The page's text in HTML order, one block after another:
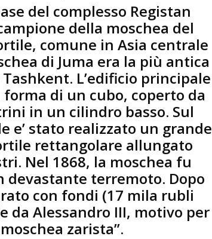
del complesso Registan
della moschea del
comune in Asia centrale
di Juma era la più antica
L’edificio principale
di un cubo, coperto da
in un cilindro basso. Sul
stato realizzato un grande
rettangolare allungato
Nel 1868, la moschea fu
devastante terremoto. Dopo
con fondi (17 mila rubli
da Alessandro III, motivo per
zarista”.